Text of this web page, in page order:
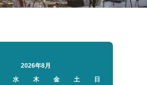
2026年8月
水 木 金 土
日